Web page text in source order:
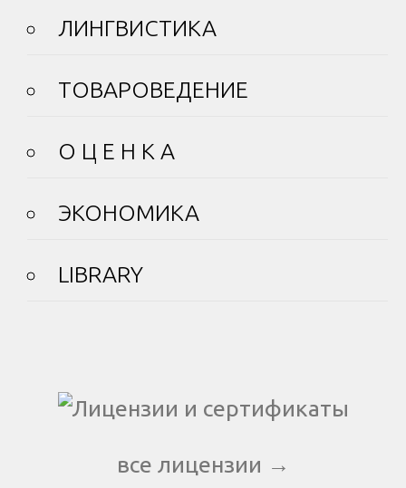
ЛИНГВИСТИКА
ТОВАРОВЕДЕНИЕ
О Ц Е Н К А
ЭКОНОМИКА
LIBRARY
все лицензии →